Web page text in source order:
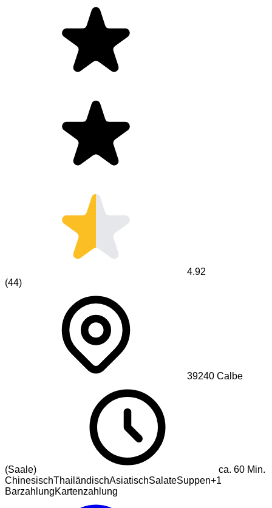
4.92
(44)
39240 Calbe
(Saale) ca. 60 Min.
ChinesischThailändischAsiatischSalateSuppen+1
BarzahlungKartenzahlung